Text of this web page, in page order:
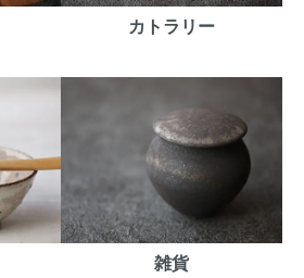
カトラリー
雑貨